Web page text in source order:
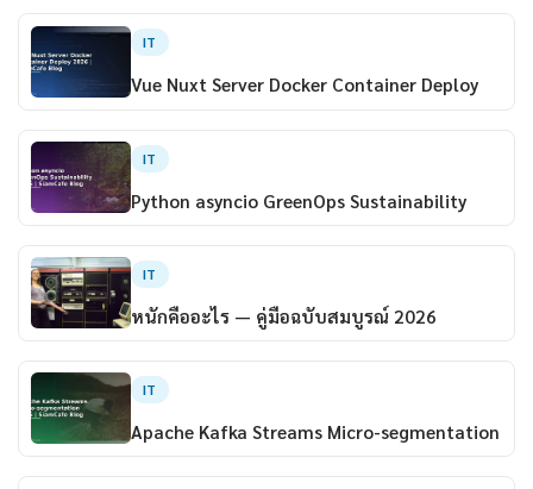
IT
Vue Nuxt Server Docker Container Deploy
IT
Python asyncio GreenOps Sustainability
IT
หนักคืออะไร — คู่มือฉบับสมบูรณ์ 2026
IT
Apache Kafka Streams Micro-segmentation